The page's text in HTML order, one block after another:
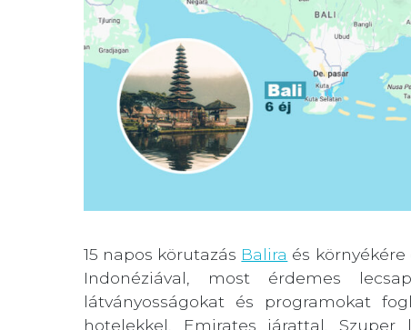
15 napos körutazás Balira és
Indonéziával, most érdemes
látványosságokat és programokat
hotelekkel, Emirates járattal.